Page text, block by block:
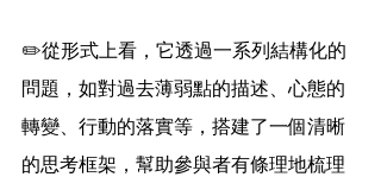
✏️從形式上看，它透過一系列結構化的
問題，如對過去薄弱點的描述、心態的
轉變、行動的落實等，搭建了一個清晰
的思考框架，幫助參與者有條理地梳理